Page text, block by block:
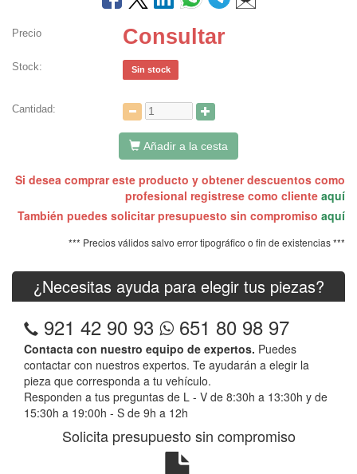
Precio Consultar
Stock: Sin stock
Cantidad:
Añadir a la cesta
Si desea comprar este producto y obtener descuentos como
profesional registrese como cliente aquí
También puedes solicitar presupuesto sin compromiso aquí
*** Precios válidos salvo error tipográfico o fin de existencias ***
¿Necesitas ayuda para elegir tus piezas?
921 42 90 93 651 80 98 97
Contacta con nuestro equipo de expertos. Puedes
contactar con nuestros expertos. Te ayudarán a elegir la
pieza que corresponda a tu vehículo.
Responden a tus preguntas de L - V de 8:30h a 13:30h y de
15:30h a 19:00h - S de 9h a 12h
Solicita presupuesto sin compromiso